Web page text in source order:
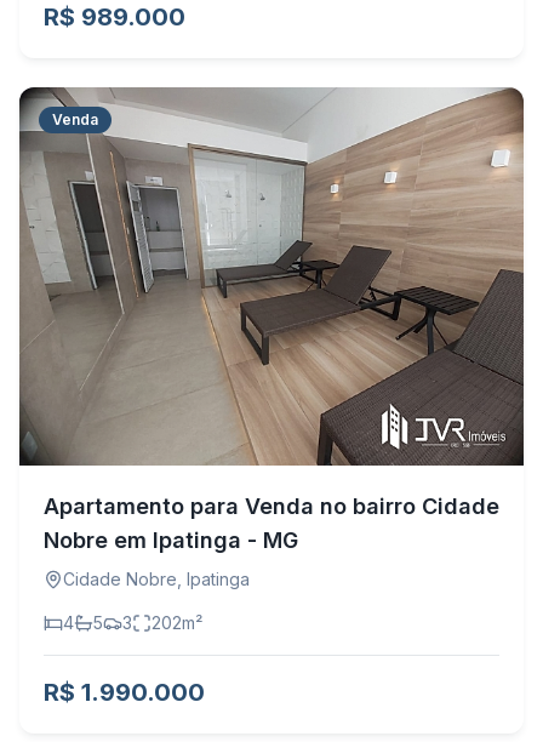
R$ 989.000
Venda
Apartamento para Venda no bairro Cidade
Nobre em Ipatinga - MG
Cidade Nobre Ipatinga
4 5 3 202m²
R$ 1.990.000